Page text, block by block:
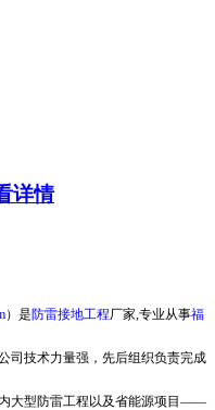
详情
）是防雷接地工程厂家,专业从事福
司技术力量强，先后组织负责完成
大型防雷工程以及省能源项目——